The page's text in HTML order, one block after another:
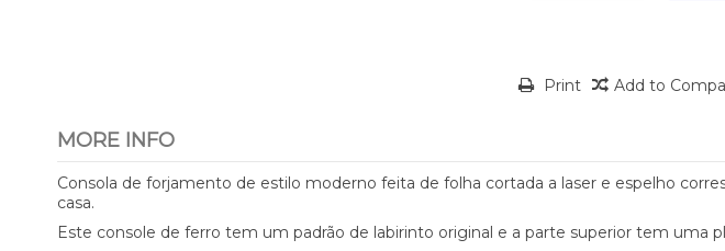
Print Add to
MORE INFO
Consola de forjamento de estilo moderno feita de folha cortada a laser e espelho
casa.
Este console de ferro tem um padrão de labirinto original e a parte superior tem uma